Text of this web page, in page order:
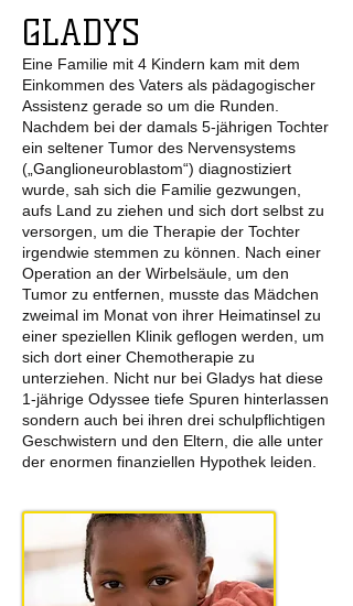
GLADYS
Eine Familie mit 4 Kindern kam mit dem
Einkommen des Vaters als pädagogischer
Assistenz gerade so um die Runden.
Nachdem bei der damals 5-jährigen Tochter
ein seltener Tumor des Nervensystems
(„Ganglioneuroblastom“) diagnostiziert
wurde, sah sich die Familie gezwungen,
aufs Land zu ziehen und sich dort selbst zu
versorgen, um die Therapie der Tochter
irgendwie stemmen zu können. Nach einer
Operation an der Wirbelsäule, um den
Tumor zu entfernen, musste das Mädchen
zweimal im Monat von ihrer Heimatinsel zu
einer speziellen Klinik geflogen werden, um
sich dort einer Chemotherapie zu
unterziehen. Nicht nur bei Gladys hat diese
1-jährige Odyssee tiefe Spuren hinterlassen
sondern auch bei ihren drei schulpflichtigen
Geschwistern und den Eltern, die alle unter
der enormen finanziellen Hypothek leiden.